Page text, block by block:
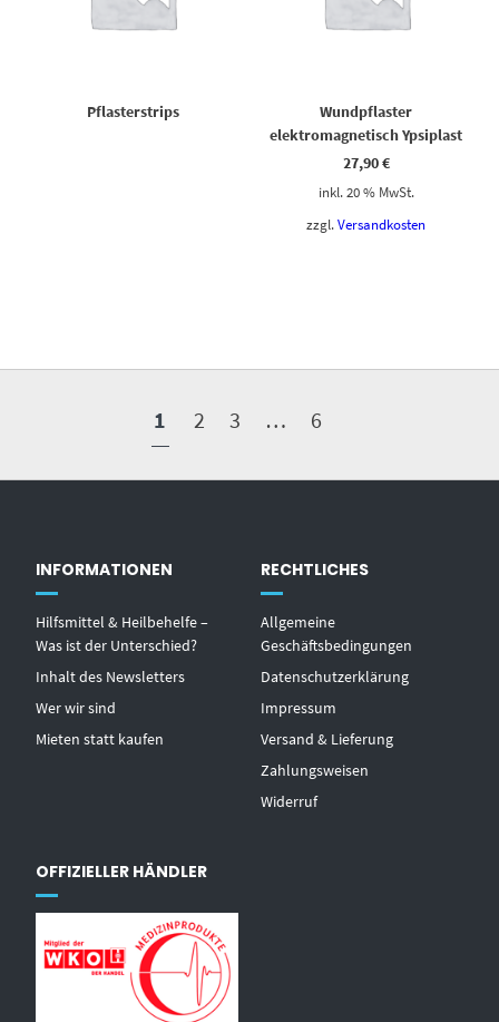
Pflasterstrips
Wundpflaster
elektromagnetisch Ypsiplast
27,90€
inkl. 20 % MwSt.
zzgl.Versandkosten
1 2 3 … 6
INFORMATIONEN
Hilfsmittel & Heilbehelfe –
Was ist der Unterschied?
Inhalt des Newsletters
Wer wir sind
Mieten statt kaufen
RECHTLICHES
Allgemeine
Geschäftsbedingungen
Datenschutzerklärung
Impressum
Versand & Lieferung
Zahlungsweisen
Widerruf
OFFIZIELLER HÄNDLER